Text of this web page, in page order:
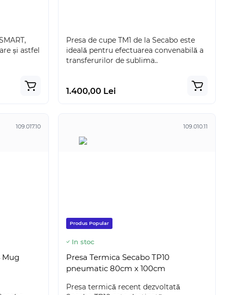
și astfel
Presa de cupe TM1 de la Secabo este
ideală pentru efectuarea convenabilă a
transferurilor de sublima..
1.400,00 Lei
109.017.10
Mug
109.010.11
Produs Popular
In stoc
Presa Termica Secabo TP10
pneumatic 80cm x 100cm
Presa termică recent dezvoltată